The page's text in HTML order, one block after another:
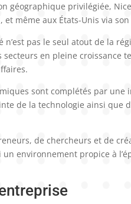
géographique privilégiée,
et même aux États-Unis via
n’est pas le seul atout de la
secteurs en pleine croissance
sont complétés par
de la technologie ainsi que
de chercheurs et de
environnement propice à